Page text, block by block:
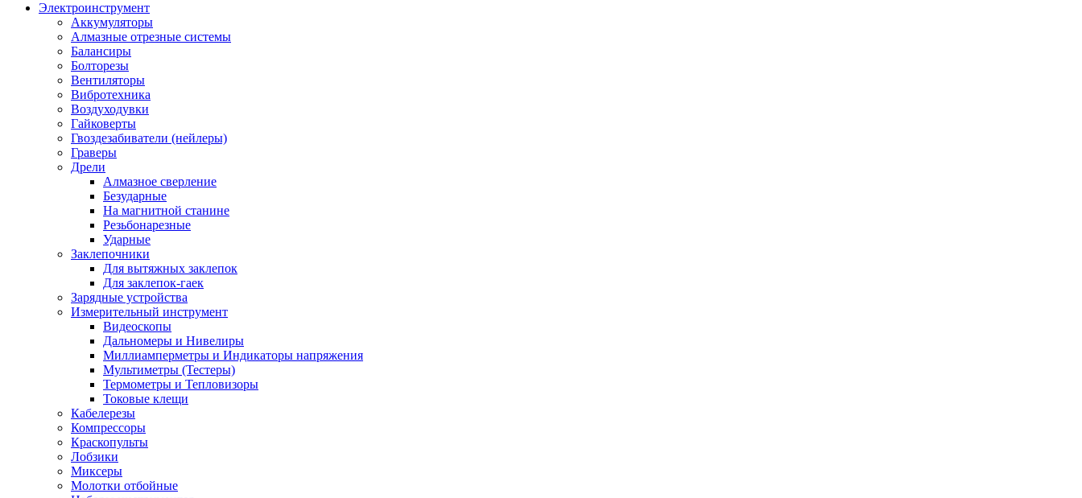
Электроинструмент
Аккумуляторы
Алмазные отрезные системы
Балансиры
Болторезы
Вентиляторы
Вибротехника
Воздуходувки
Гайковерты
Гвоздезабиватели (нейлеры)
Граверы
Дрели
Алмазное сверление
Безударные
На магнитной станине
Резьбонарезные
Ударные
Заклепочники
Для вытяжных заклепок
Для заклепок-гаек
Зарядные устройства
Измерительный инструмент
Видеоскопы
Дальномеры и Нивелиры
Миллиамперметры и Индикаторы напряжения
Мультиметры (Тестеры)
Термометры и Тепловизоры
Токовые клещи
Кабелерезы
Компрессоры
Краскопульты
Лобзики
Миксеры
Молотки отбойные